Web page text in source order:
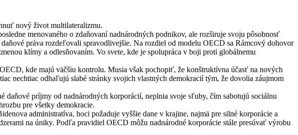
nový život multilateralizmu.
menovaného o zdaňovaní nadnárodných podnikov, ale rozširuje svoju pôsobnosť
práva rozdeľovali spravodlivejšie. Na rozdiel od modelu OECD sa Rámcový dohovor
klímy a odlesňovaním. Vo svete, kde je spolupráca v boji proti globálnemu
kde majú väčšiu kontrolu. Musia však pochopiť, že konštruktívna účasť na nových
nechtiac odhaľujú slabé stránky svojich vlastných demokracií tým, že dovolia záujmom
príjmy od nadnárodných korporácií, neplnia svoje sľuby, čím sabotujú sociálnu
pre všetky demokracie.
administratíva, hoci požaduje vyššie dane v krajine, najmä pre silné korporácie a
na úniky. Podľa pravidiel OECD môžu nadnárodné korporácie stále presúvať výrobu